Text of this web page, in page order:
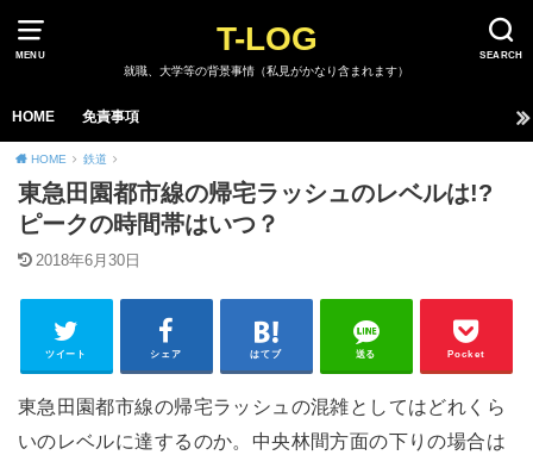
MENU SEARCH
T-LOG
就職、大学等の背景事情（私見がかなり含まれます）
HOME 免責事項
HOME 鉄道
東急田園都市線の帰宅ラッシュのレベルは!?
ピークの時間帯はいつ？
2018年6月30日
ツイート シェア はてブ 送る Pocket
東急田園都市線の帰宅ラッシュの混雑としてはどれくら
いのレベルに達するのか。中央林間方面の下りの場合は